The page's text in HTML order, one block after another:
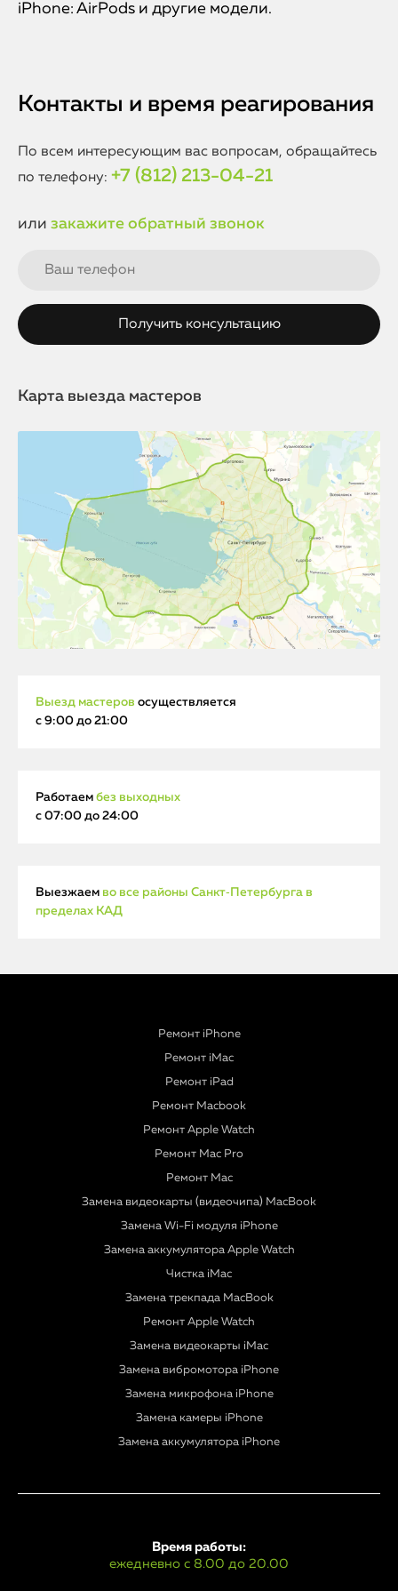
iPhone: AirPods и другие модели.
Контакты и время реагирования
По всем интересующим вас вопросам, обращайтесь
по телефону: +7 (812) 213-04-21
или закажите обратный звонок
Карта выезда мастеров
Выезд мастеров осуществляется
с 9:00 до 21:00
Работаем без выходных
с 07:00 до 24:00
Выезжаем во все районы Санкт‑Петербурга в
пределах КАД
Ремонт iPhone
Ремонт iMac
Ремонт iPad
Ремонт Macbook
Ремонт Apple Watch
Ремонт Mac Pro
Ремонт Mac
Замена видеокарты (видеочипа) MacBook
Замена Wi-Fi модуля iPhone
Замена аккумулятора Apple Watch
Чистка iMac
Замена трекпада MacBook
Ремонт Apple Watch
Замена видеокарты iMac
Замена вибромотора iPhone
Замена микрофона iPhone
Замена камеры iPhone
Замена аккумулятора iPhone
Время работы:
ежедневно с 8.00 до 20.00